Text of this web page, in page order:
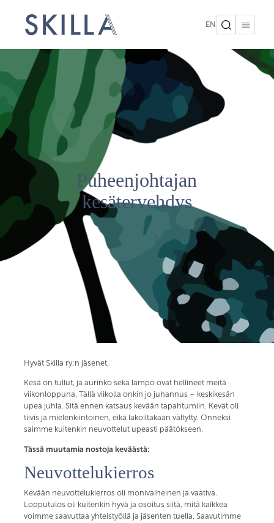
EN
Puheenjohtajan
kesätervehdys
Hyvät Skilla ry:n jäsenet,
Kesä on tullut, ja aurinko sekä lämpö ovat hellineet meitä
viikonloppuna. Tällä viikolla onkin jo juhannus – keskikesän
upea juhla. Sitä ennen katsaus kevään tapahtumiin. Kevät oli
tiivis ja mielenkiintoinen, eikä lakoiltakaan vältytty. Onneksi
saimme kuitenkin neuvottelut upeasti päätökseen.
Tässä muutamia nostoja keväästä:
Neuvottelukierros
Kevään neuvottelukierros oli monivaiheinen ja vaativa.
Lopputulos oli kuitenkin hyvä ja osoitus siitä, mitä kaikkea
voimme saavuttaa yhteistyöllä ja jäsenten tuella. Saavutimme